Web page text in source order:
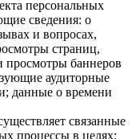
персональных
сведения: о
и вопросах,
страниц,
просмотры баннеров
аудиторные
данные о времени
связанные
процессы в целях: